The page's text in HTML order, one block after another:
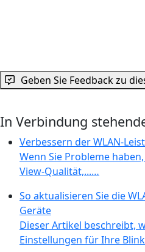
Geben Sie Feedback zu
In Verbindung
Verbessern der WLAN-
Wenn Sie Probleme
View-Qualität,...…
So aktualisieren Sie die
Geräte
Dieser Artikel beschreibt,
Einstellungen für Ihre